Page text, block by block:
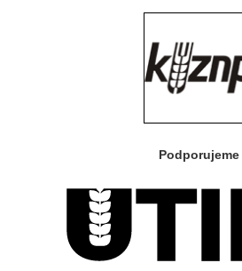
Podporujeme